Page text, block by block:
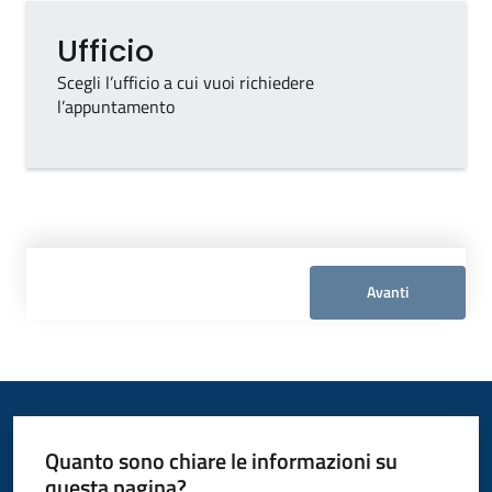
Prenota
g
o
Ufficio
Scegli l’ufficio a cui vuoi richiedere
l’appuntamento
Tipo di ufficio
Avanti
Quanto sono chiare le informazioni su